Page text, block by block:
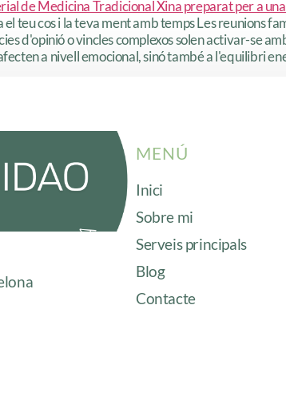
el teu cos i la teva ment amb temps Les reunions
d'opinió o vincles complexos solen activar-se
a nivell emocional, sinó també a l'equilibri
MENÚ
Inici
Sobre mi
Serveis principals
Blog
Contacte